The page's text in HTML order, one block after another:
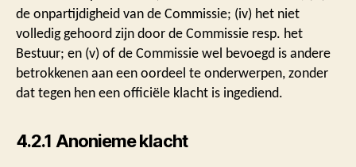
de onpartijdigheid van de Commissie; (iv) het niet
volledig gehoord zijn door de Commissie resp. het
Bestuur; en (v) of de Commissie wel bevoegd is andere
betrokkenen aan een oordeel te onderwerpen, zonder
dat tegen hen een officiële klacht is ingediend.
4.2.1 Anonieme klacht